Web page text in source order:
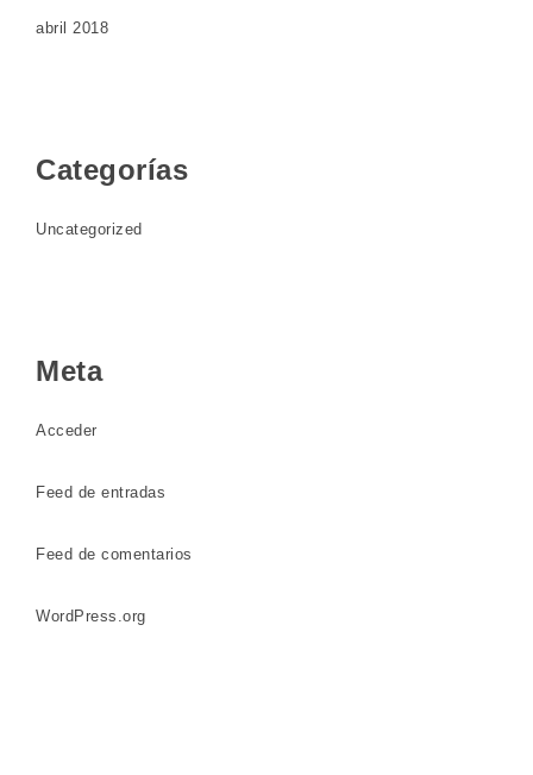
abril 2018
Categorías
Uncategorized
Meta
Acceder
Feed de entradas
Feed de comentarios
WordPress.org